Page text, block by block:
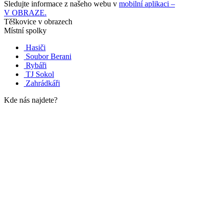
Sledujte informace z našeho webu v mobilní aplikaci –
V OBRAZE.
Těškovice v obrazech
Místní spolky
Hasiči
Soubor Berani
Rybáři
TJ Sokol
Zahrádkáři
Kde nás najdete?